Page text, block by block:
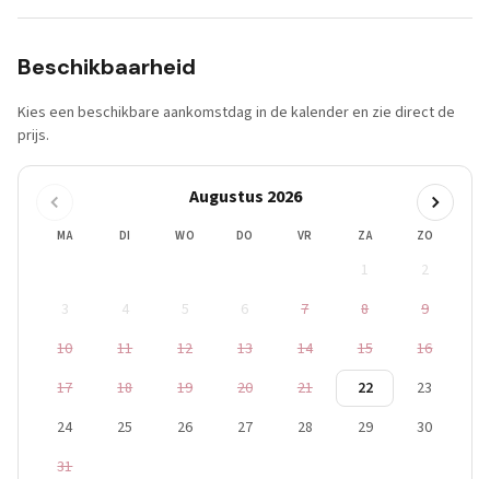
Beschikbaarheid
Kies een beschikbare aankomstdag in de kalender en zie direct de
prijs.
Augustus 2026
MA DI WO DO VR ZA ZO
1
2
3
4 5 6 7 8
9
10
11 12 13 14 15
16
17
18 19 20 21 22
23
24
25 26 27 28 29
30
31